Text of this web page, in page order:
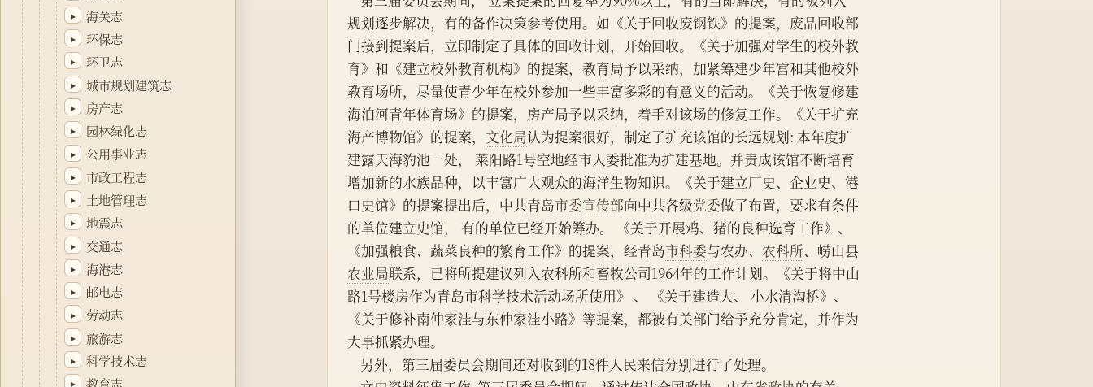
▸ 海关志
▸ 环保志
▸ 环卫志
▸ 城市规划建筑志
▸ 房产志
▸ 园林绿化志
▸ 公用事业志
▸ 市政工程志
▸ 土地管理志
▸ 地震志
▸ 交通志
▸ 海港志
▸ 邮电志
▸ 劳动志
▸ 旅游志
▸ 科学技术志
▸ 教育志
规划逐步解决，有的备作决策参考使用。如《关于回收废钢铁》的提案，废品回收部
门接到提案后，立即制定了具体的回收计划，开始回收。《关于加强对学生的校外教
育》和《建立校外教育机构》的提案，教育局予以采纳，加紧筹建少年宫和其他校外
教育场所，尽量使青少年在校外参加一些丰富多彩的有意义的活动。《关于恢复修建
海泊河青年体育场》的提案，房产局予以采纳，着手对该场的修复工作。《关于扩充
海产博物馆》的提案， 文化局认为提案很好，制定了扩充该馆的长远规划: 本年度扩
建露天海豹池一处， 莱阳路1号空地经市人委批准为扩建基地。并责成该馆不断培育
增加新的水族品种，以丰富广大观众的海洋生物知识。《关于建立厂史、企业史、港
口史馆》的提案提出后，中共青岛市委宣传部向中共各级党委做了布置，要求有条件
的单位建立史馆， 有的单位已经开始筹办。 《关于开展鸡、猪的良种选育工作》、
《加强粮食、蔬菜良种的繁育工作》的提案，经青岛市科委与农办、 农科所、崂山县
农业局联系，已将所提建议列入农科所和畜牧公司1964年的工作计划。《关于将中山
路1号楼房作为青岛市科学技术活动场所使用》 、 《关于建造大、 小水清沟桥》、
《关于修补南仲家洼与东仲家洼小路》等提案，都被有关部门给予充分肯定，并作为
大事抓紧办理。
    另外，第三届委员会期间还对收到的18件人民来信分别进行了处理。